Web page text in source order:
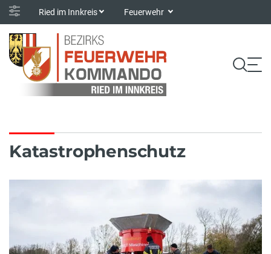
Ried im Innkreis Feuerwehr
Katastrophenschutz